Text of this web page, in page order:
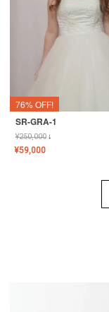
76% OFF!
SR-GRA-1
¥250,000↓
¥59,000